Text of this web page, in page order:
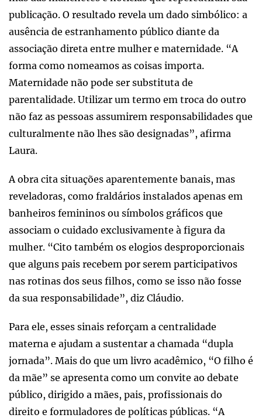
publicação. O resultado revela um dado simbólico: a
ausência de estranhamento público diante da
associação direta entre mulher e maternidade. “A
forma como nomeamos as coisas importa.
Maternidade não pode ser substituta de
parentalidade. Utilizar um termo em troca do outro
não faz as pessoas assumirem responsabilidades que
culturalmente não lhes são designadas”, afirma
Laura.
A obra cita situações aparentemente banais, mas
reveladoras, como fraldários instalados apenas em
banheiros femininos ou símbolos gráficos que
associam o cuidado exclusivamente à figura da
mulher. “Cito também os elogios desproporcionais
que alguns pais recebem por serem participativos
nas rotinas dos seus filhos, como se isso não fosse
da sua responsabilidade”, diz Cláudio.
Para ele, esses sinais reforçam a centralidade
materna e ajudam a sustentar a chamada “dupla
jornada”. Mais do que um livro acadêmico, “O filho é
da mãe” se apresenta como um convite ao debate
público, dirigido a mães, pais, profissionais do
direito e formuladores de políticas públicas. “A